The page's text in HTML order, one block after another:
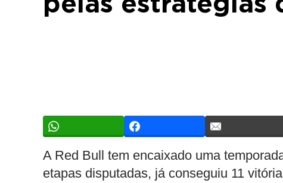
A Red Bull tem encaixado uma
etapas disputadas, já conseguiu 11